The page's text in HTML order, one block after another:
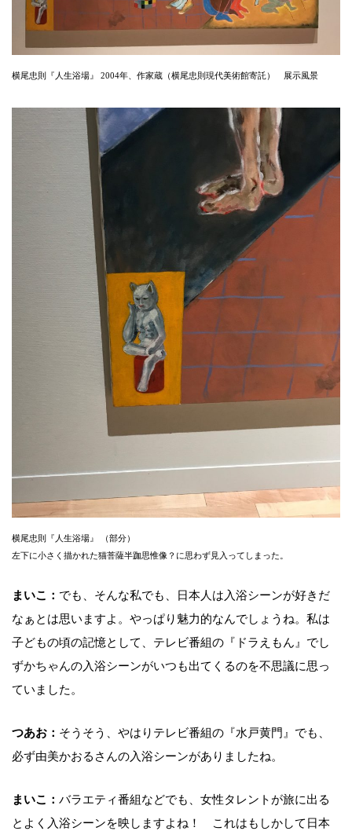
横尾忠則『人生浴場』 2004年、作家蔵（横尾忠則現代美術館寄託） 展示風景
横尾忠則『人生浴場』 （部分）
左下に小さく描かれた猫菩薩半跏思惟像？に思わず見入ってしまった。
まいこ： でも、そんな私でも、日本人は入浴シーンが好きだ
なぁとは思いますよ。やっぱり魅力的なんでしょうね。私は
子どもの頃の記憶として、テレビ番組の『ドラえもん』でし
ずかちゃんの入浴シーンがいつも出てくるのを不思議に思っ
ていました。
つあお： そうそう、やはりテレビ番組の『水戸黄門』でも、
必ず由美かおるさんの入浴シーンがありましたね。
まいこ： バラエティ番組などでも、女性タレントが旅に出る
とよく入浴シーンを映しますよね！ これはもしかして日本